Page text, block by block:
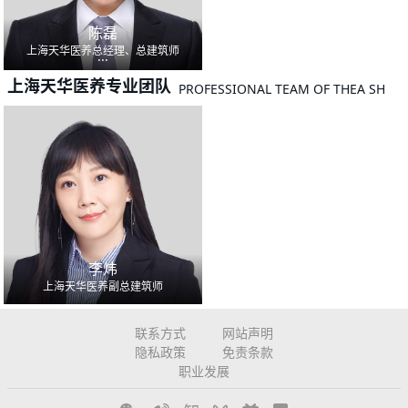
陈磊
上海天华医养总经理、总建筑师
...
上海天华医养专业团队 PROFESSIONAL TEAM OF THEA SH
李炜
上海天华医养副总建筑师
联系方式
网站声明
隐私政策
免责条款
职业发展